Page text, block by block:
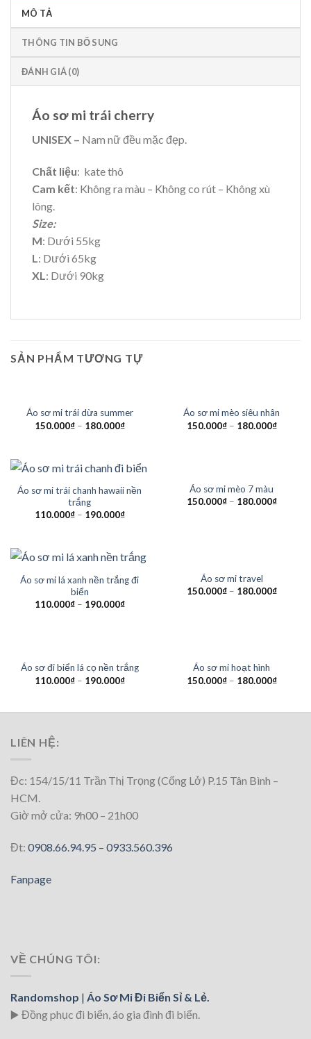
MÔ TẢ
THÔNG TIN BỔ SUNG
ĐÁNH GIÁ (0)
Áo sơ mi trái cherry
UNISEX – Nam nữ đều mặc đẹp.
Chất liệu: kate thô
Cam kết: Không ra màu – Không co rút – Không xù
lông.
Size:
M: Dưới 55kg
L : Dưới 65kg
XL : Dưới 90kg
SẢN PHẨM TƯƠNG TỰ
HẾT HÀNG
Áo sơ mi trái dừa summer
150.000₫– 180.000₫
HẾT HÀNG
Áo sơ mi mèo siêu nhân
150.000₫– 180.000₫
Áo sơ mi trái chanh hawaii nền
trắng
110.000₫– 190.000₫
HẾT HÀNG
Áo sơ mi mèo 7 màu
150.000₫– 180.000₫
Áo sơ mi lá xanh nền trắng đi
biển
110.000₫– 190.000₫
HẾT HÀNG
Áo sơ mi travel
150.000₫– 180.000₫
Áo sơ đi biển lá cọ nền trắng
110.000₫– 190.000₫
HẾT HÀNG
Áo sơ mi hoạt hình
150.000₫– 180.000₫
LIÊN HỆ:
Đc: 154/15/11 Trần Thị Trọng (Cống Lở) P.15 Tân Bình –
HCM.
Giờ mở cửa: 9h00 – 21h00
Đt: 0908.66.94.95 – 0933.560.396
Fanpage
VỀ CHÚNG TÔI:
Randomshop | Áo Sơ Mi Đi Biển Sỉ & Lẻ.
▶️ Đồng phục đi biển , áo gia đình đi biển.